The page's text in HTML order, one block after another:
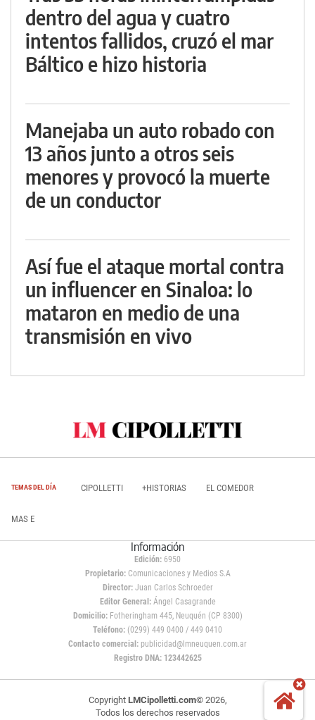
dentro del agua y cuatro
intentos fallidos, cruzó el mar
Báltico e hizo historia
Manejaba un auto robado con
13 años junto a otros seis
menores y provocó la muerte
de un conductor
Así fue el ataque mortal contra
un influencer en Sinaloa: lo
mataron en medio de una
transmisión en vivo
TEMAS DEL DÍA CIPOLLETTI +HISTORIAS EL COMEDOR
MAS E
Información
Edición: 6950
Propietario:Comunicaciones y Medios S.A
Director: Juan Carlos Schroeder
Editor General:Ángel Casagrande
Domicilio:Fotheringham 445, Neuquén (CP 8300)
Teléfono: (0299) 449 0400 / 449 0410
Contacto comercial: publicidad@lmneuquen.com.ar
Registro DNA: 123442625
Copyright LMCipolletti.com© 2026,
Todos los derechos reservados